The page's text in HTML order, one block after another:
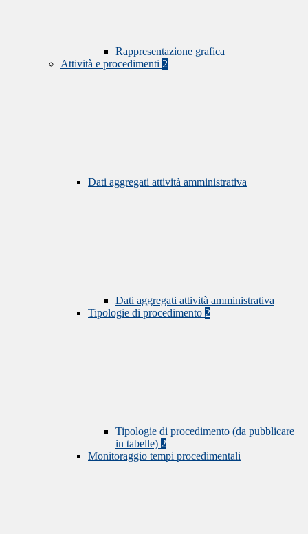
Rappresentazione grafica
Attività e procedimenti 2
Dati aggregati attività amministrativa
Dati aggregati attività amministrativa
Tipologie di procedimento 2
Tipologie di procedimento (da pubblicare
in tabelle) 2
Monitoraggio tempi procedimentali